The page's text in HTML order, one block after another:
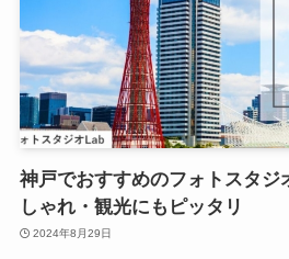
神戸でおすすめのフォトスタジ
しゃれ・観光にもピッタリ
2024年8月29日